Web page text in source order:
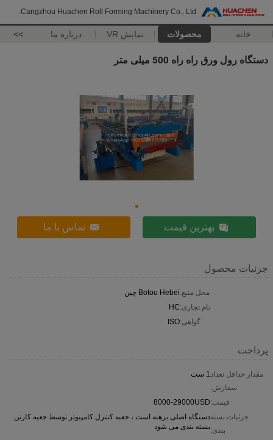
Cangzhou Huachen Roll Forming Machinery Co., Ltd.
خانه محصولات نمایش VR درباره ما >>
دستگاه رول ورق راه راه 500 میلی متر
بهترین قیمت تماس با ما
جزئیات محصول
محل منبع:Botou Hebei چین
نام تجاری:HC
گواهی:ISO
پرداخت
مقدار حداقل تعداد
سفارش:
1 ست
قیمت:8000-29000USD
جزئیات بسته
بندی:
دستگاه اصلی برهنه است ، جعبه کنترل کامپیوتر توسط جعبه کارتن
بسته بندی می شود